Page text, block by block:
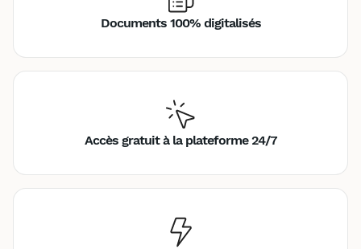
Documents 100% digitalisés
Accès gratuit à la plateforme 24/7